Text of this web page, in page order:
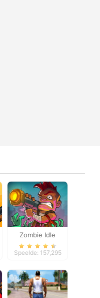
Zombie Idle
Defense Online
Speelde: 157,295